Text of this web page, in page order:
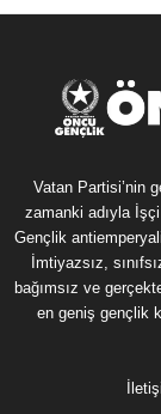
Vatan Partisi’nin
zamanki adıyla
Gençlik
İmtiyazsız,
bağımsız ve
en geniş gençlik